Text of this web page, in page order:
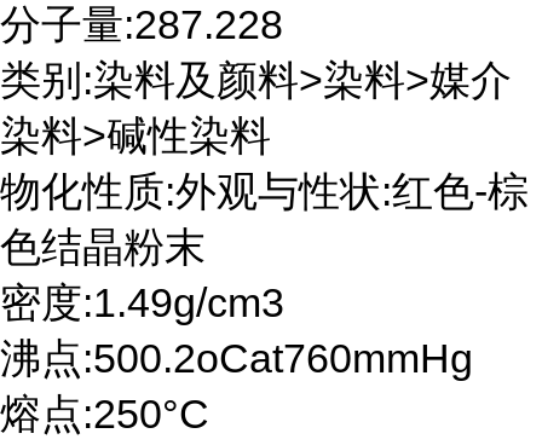
分子量:287.228
类别:染料及颜料>染料>媒介
染料>碱性染料
物化性质:外观与性状:红色-棕
色结晶粉末
密度:1.49g/cm3
沸点:500.2oCat760mmHg
熔点:250°C